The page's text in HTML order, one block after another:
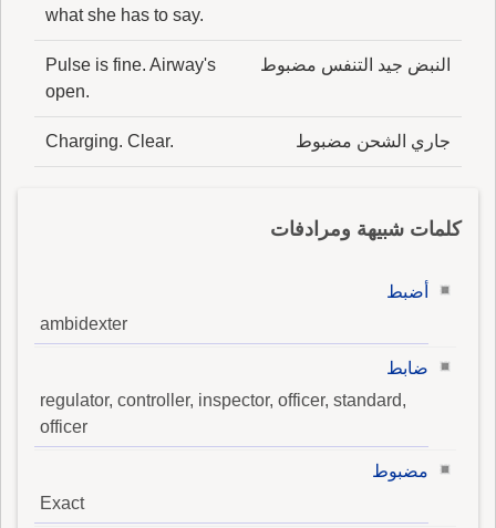
what she has to say.
النبض جيد التنفس مضبوط
Pulse is fine. Airway's
open.
جاري الشحن مضبوط Charging. Clear.
كلمات شبيهة ومرادفات
أضبط
ambidexter
ضابط
regulator, controller, inspector, officer, standard,
officer
مضبوط
Exact